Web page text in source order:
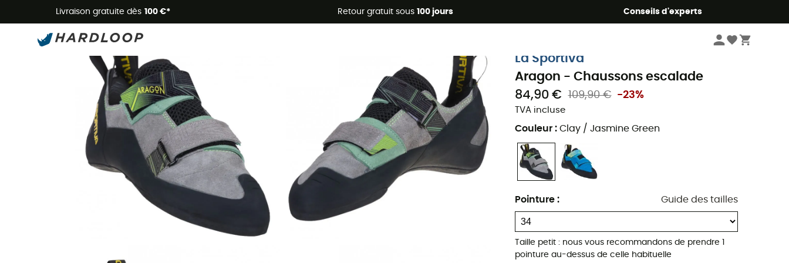
Livraison gratuite dès 100 €* Retour gratuit sous 100 jours Conseils d'experts
Promos d'été 🔥 -5 % EXTRA dès 2 produits* code Summer5
Chaussons escalade homme
La Sportiva
Aragon - Chaussons escalade
84,90 €
109,90 € -23%
TVA incluse
Couleur : Clay / Jasmine Green
Pointure : Guide des tailles
Taille petit : nous vous recommandons de prendre 1
pointure au-dessus de celle habituelle